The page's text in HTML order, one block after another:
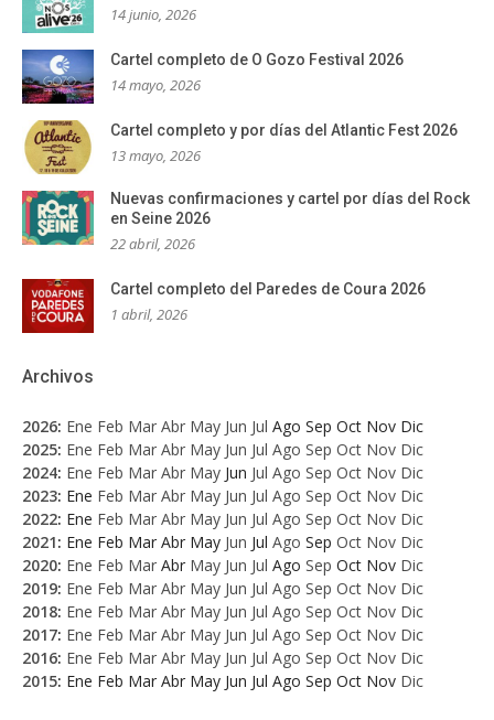
14 junio, 2026
Cartel completo de O Gozo Festival 2026
14 mayo, 2026
Cartel completo y por días del Atlantic Fest 2026
13 mayo, 2026
Nuevas confirmaciones y cartel por días del Rock
en Seine 2026
22 abril, 2026
Cartel completo del Paredes de Coura 2026
1 abril, 2026
Archivos
2026: Ene Feb Mar Abr May Jun Jul Ago Sep Oct Nov Dic
2025: Ene Feb Mar Abr May Jun Jul Ago Sep Oct Nov Dic
2024: Ene Feb Mar Abr May Jun Jul Ago Sep Oct Nov Dic
2023: Ene Feb Mar Abr May Jun Jul Ago Sep Oct Nov Dic
2022: Ene Feb Mar Abr May Jun Jul Ago Sep Oct Nov Dic
2021: Ene Feb Mar Abr May Jun Jul Ago Sep Oct Nov Dic
2020: Ene Feb Mar Abr May Jun Jul Ago Sep Oct Nov Dic
2019: Ene Feb Mar Abr May Jun Jul Ago Sep Oct Nov Dic
2018: Ene Feb Mar Abr May Jun Jul Ago Sep Oct Nov Dic
2017: Ene Feb Mar Abr May Jun Jul Ago Sep Oct Nov Dic
2016: Ene Feb Mar Abr May Jun Jul Ago Sep Oct Nov Dic
2015: Ene Feb Mar Abr May Jun Jul Ago Sep Oct Nov Dic